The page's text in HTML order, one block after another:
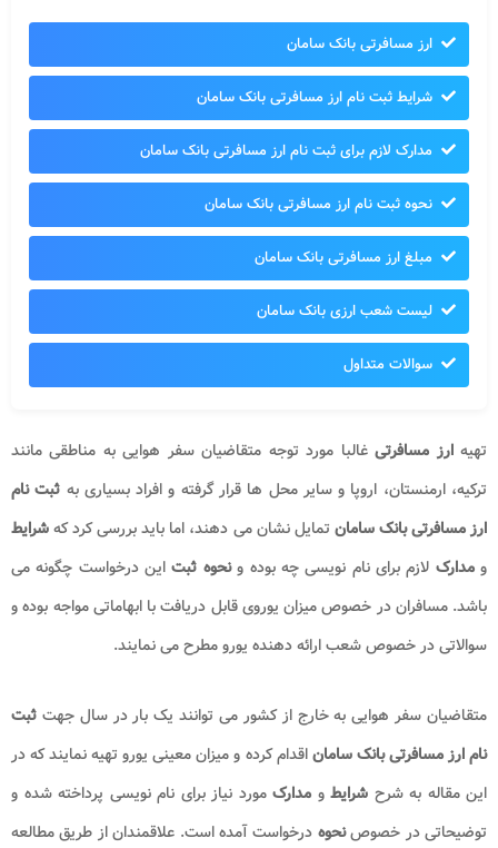
ارز مسافرتی بانک سامان
شرایط ثبت نام ارز مسافرتی بانک سامان
مدارک لازم برای ثبت نام ارز مسافرتی بانک سامان
نحوه ثبت نام ارز مسافرتی بانک سامان
مبلغ ارز مسافرتی بانک سامان
لیست شعب ارزی بانک سامان
سوالات متداول
تهیهارز مسافرتیغالبا مورد توجه متقاضیان سفر هوایی به مناطقی مانند
ترکیه، ارمنستان، اروپا و سایر محل ها قرار گرفته و افراد بسیاری به ثبت نام
ارز مسافرتی بانک سامان تمایل نشان می دهند، اما باید بررسی کرد کهشرایط
ومدارک لازم برای نام نویسی چه بوده ونحوه ثبت این درخواست چگونه می
باشد. مسافران در خصوص میزان یوروی قابل دریافت با ابهاماتی مواجه بوده و
سوالاتی در خصوص شعب ارائه دهنده یورو مطرح می نمایند.
متقاضیان سفر هوایی به خارج از کشور می توانند یک بار در سال جهت ثبت
نام ارز مسافرتی بانک ساماناقدام کرده و میزان معینی یورو تهیه نمایند که در
این مقاله به شرح شرایطو مدارکمورد نیاز برای نام نویسی پرداخته شده و
توضیحاتی در خصوصنحوه درخواست آمده است. علاقمندان از طریق مطالعه